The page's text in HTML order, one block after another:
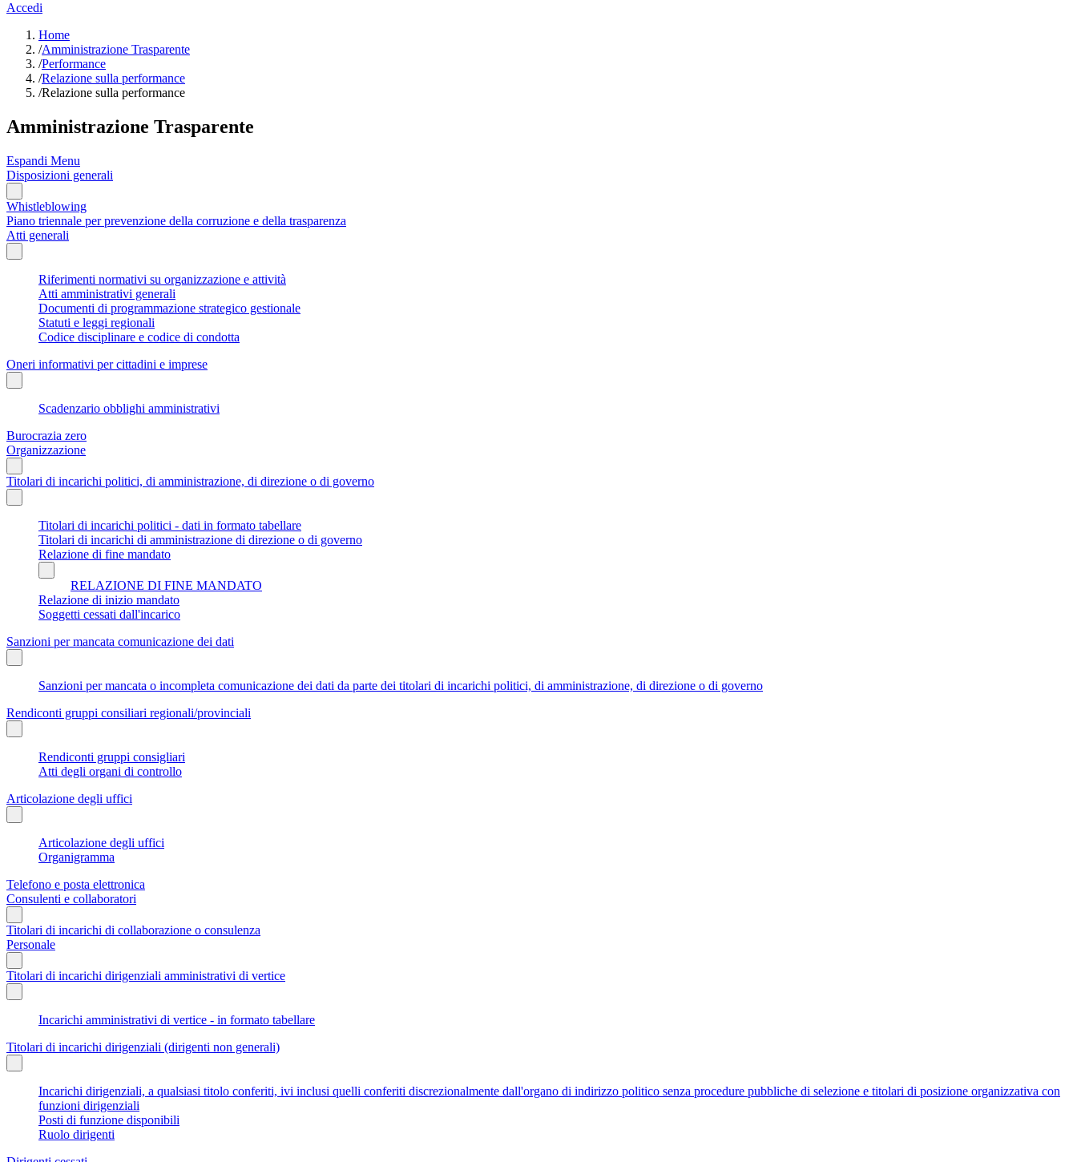
Accedi
Home
/Amministrazione Trasparente
/Performance
/Relazione sulla performance
/Relazione sulla performance
Amministrazione Trasparente
Espandi Menu
Disposizioni generali
Whistleblowing
Piano triennale per prevenzione della corruzione e della trasparenza
Atti generali
Riferimenti normativi su organizzazione e attività
Atti amministrativi generali
Documenti di programmazione strategico gestionale
Statuti e leggi regionali
Codice disciplinare e codice di condotta
Oneri informativi per cittadini e imprese
Scadenzario obblighi amministrativi
Burocrazia zero
Organizzazione
Titolari di incarichi politici, di amministrazione, di direzione o di governo
Titolari di incarichi politici - dati in formato tabellare
Titolari di incarichi di amministrazione di direzione o di governo
Relazione di fine mandato
RELAZIONE DI FINE MANDATO
Relazione di inizio mandato
Soggetti cessati dall'incarico
Sanzioni per mancata comunicazione dei dati
Sanzioni per mancata o incompleta comunicazione dei dati da parte dei titolari di incarichi politici, di amministrazione, di direzione o di governo
Rendiconti gruppi consiliari regionali/provinciali
Rendiconti gruppi consigliari
Atti degli organi di controllo
Articolazione degli uffici
Articolazione degli uffici
Organigramma
Telefono e posta elettronica
Consulenti e collaboratori
Titolari di incarichi di collaborazione o consulenza
Personale
Titolari di incarichi dirigenziali amministrativi di vertice
Incarichi amministrativi di vertice - in formato tabellare
Titolari di incarichi dirigenziali (dirigenti non generali)
Incarichi dirigenziali, a qualsiasi titolo conferiti, ivi inclusi quelli conferiti discrezionalmente dall'organo di indirizzo politico senza procedure pubbliche di selezione e titolari di posizione organizzativa con
funzioni dirigenziali
Posti di funzione disponibili
Ruolo dirigenti